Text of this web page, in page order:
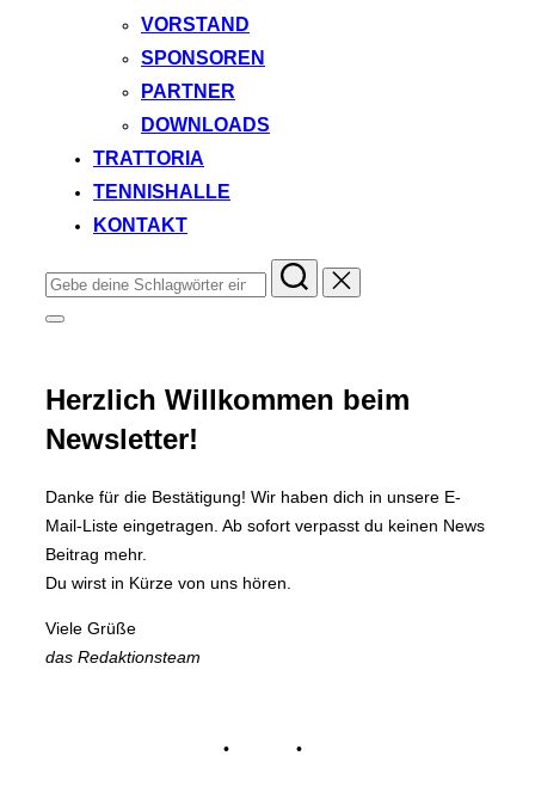
VORSTAND
SPONSOREN
PARTNER
DOWNLOADS
TRATTORIA
TENNISHALLE
KONTAKT
Suchen
nach:
Seitenleiste
Herzlich Willkommen beim
Newsletter!
Danke für die Bestätigung! Wir haben dich in unsere E-
Mail-Liste eingetragen. Ab sofort verpasst du keinen News
Beitrag mehr.
Du wirst in Kürze von uns hören.
Viele Grüße
das Redaktionsteam
• •